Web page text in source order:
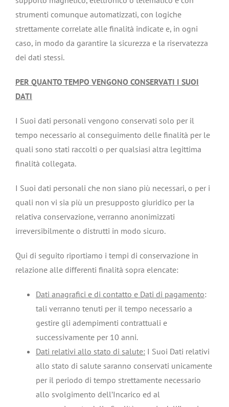
strumenti comunque automatizzati, con logiche
strettamente correlate alle finalità indicate e, in ogni
caso, in modo da garantire la sicurezza e la riservatezza
dei dati stessi.
PER QUANTO TEMPO VENGONO CONSERVATI I SUOI
DATI
I Suoi dati personali vengono conservati solo per il
tempo necessario al conseguimento delle finalità per le
quali sono stati raccolti o per qualsiasi altra legittima
finalità collegata.
I Suoi dati personali che non siano più necessari, o per i
quali non vi sia più un presupposto giuridico per la
relativa conservazione, verranno anonimizzati
irreversibilmente o distrutti in modo sicuro.
Qui di seguito riportiamo i tempi di conservazione in
relazione alle differenti finalità sopra elencate:
Dati anagrafici e di contatto e Dati di pagamento:
tali verranno tenuti per il tempo necessario a
gestire gli adempimenti contrattuali e
successivamente per 10 anni.
Dati relativi allo stato di salute: I Suoi Dati relativi
allo stato di salute saranno conservati unicamente
per il periodo di tempo strettamente necessario
allo svolgimento dell’Incarico ed al